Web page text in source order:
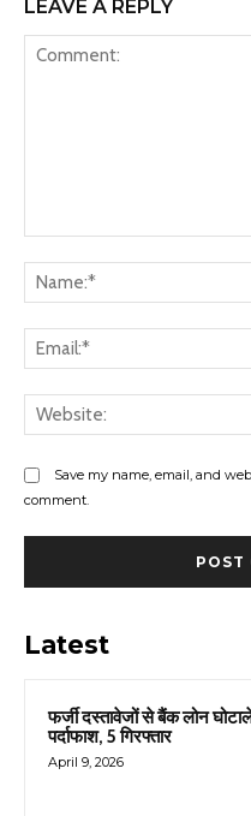
LEAVE A REPLY
Save my name, email, and
comment.
Latest
फर्जी दस्तावेजों से बैंक लोन
पर्दाफाश, 5 गिरफ्तार
April 9, 2026